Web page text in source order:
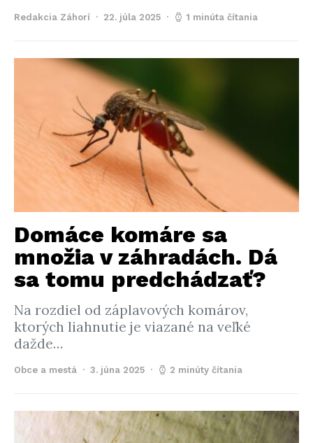
Redakcia Záhorí 22. júla 2025 1 minúta čítania
Domáce komáre sa
množia v záhradách. Dá
sa tomu predchádzať?
Na rozdiel od záplavových komárov,
ktorých liahnutie je viazané na veľké
dažde…
Obce a mestá 3. júna 2025 2 minúty čítania